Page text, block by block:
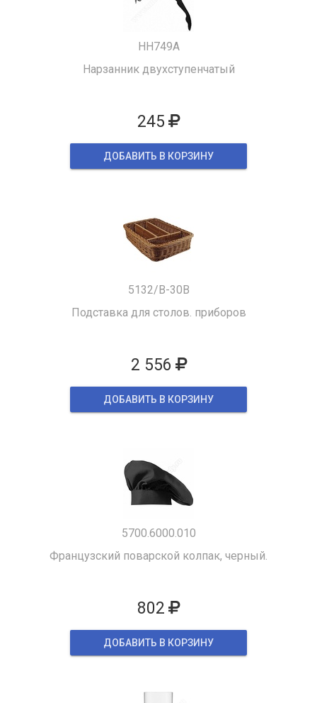
HH749A
Нарзанник двухступенчатый
245
ДОБАВИТЬ В КОРЗИНУ
5132/B-30B
Подставка для столов. приборов
2 556
ДОБАВИТЬ В КОРЗИНУ
5700.6000.010
Французский поварской колпак, черный.
802
ДОБАВИТЬ В КОРЗИНУ